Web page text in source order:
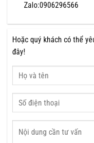
Zalo:0906296566
Hoặc quý khách có thể
đây!